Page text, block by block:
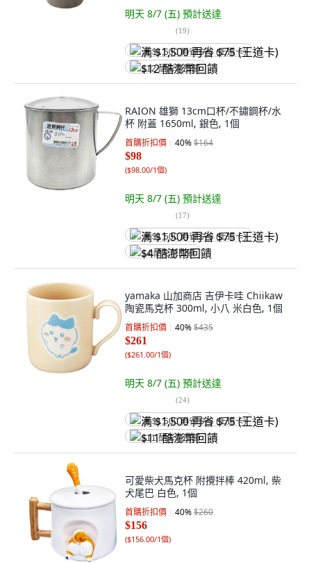
明天 8/7 (五) 預計送達
(19)
满 $1,500 再省 $75 (王道卡)
$12 酷澎幣回饋
RAION 雄獅 13cm口杯/不鏽鋼杯/水
杯 附蓋 1650ml, 銀色, 1個
首購折扣價 40%$164
$98
($98.00/1個)
明天 8/7 (五) 預計送達
(17)
满 $1,500 再省 $75 (王道卡)
$4 酷澎幣回饋
yamaka 山加商店 吉伊卡哇 Chiikaw
陶瓷馬克杯 300ml, 小八 米白色, 1個
首購折扣價 40%$435
$261
($261.00/1個)
明天 8/7 (五) 預計送達
(24)
满 $1,500 再省 $75 (王道卡)
$11 酷澎幣回饋
可愛柴犬馬克杯 附攪拌棒 420ml, 柴
犬尾巴 白色, 1個
首購折扣價 40%$260
$156
($156.00/1個)